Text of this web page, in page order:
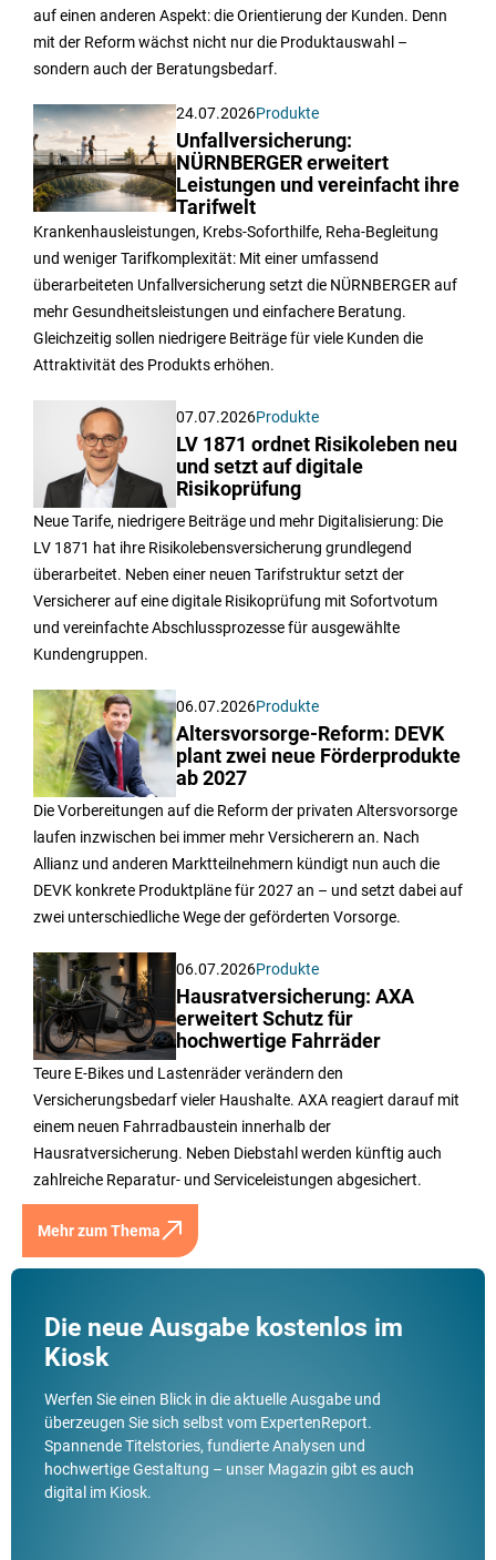
auf einen anderen Aspekt: die Orientierung der Kunden. Denn
mit der Reform wächst nicht nur die Produktauswahl –
sondern auch der Beratungsbedarf.
24.07.2026Produkte
Unfallversicherung:
NÜRNBERGER erweitert
Leistungen und vereinfacht ihre
Tarifwelt
Krankenhausleistungen, Krebs-Soforthilfe, Reha-Begleitung
und weniger Tarifkomplexität: Mit einer umfassend
überarbeiteten Unfallversicherung setzt die NÜRNBERGER auf
mehr Gesundheitsleistungen und einfachere Beratung.
Gleichzeitig sollen niedrigere Beiträge für viele Kunden die
Attraktivität des Produkts erhöhen.
07.07.2026Produkte
LV 1871 ordnet Risikoleben neu
und setzt auf digitale
Risikoprüfung
Neue Tarife, niedrigere Beiträge und mehr Digitalisierung: Die
LV 1871 hat ihre Risikolebensversicherung grundlegend
überarbeitet. Neben einer neuen Tarifstruktur setzt der
Versicherer auf eine digitale Risikoprüfung mit Sofortvotum
und vereinfachte Abschlussprozesse für ausgewählte
Kundengruppen.
06.07.2026Produkte
Altersvorsorge-Reform: DEVK
plant zwei neue Förderprodukte
ab 2027
Die Vorbereitungen auf die Reform der privaten Altersvorsorge
laufen inzwischen bei immer mehr Versicherern an. Nach
Allianz und anderen Marktteilnehmern kündigt nun auch die
DEVK konkrete Produktpläne für 2027 an – und setzt dabei auf
zwei unterschiedliche Wege der geförderten Vorsorge.
06.07.2026Produkte
Hausratversicherung: AXA
erweitert Schutz für
hochwertige Fahrräder
Teure E-Bikes und Lastenräder verändern den
Versicherungsbedarf vieler Haushalte. AXA reagiert darauf mit
einem neuen Fahrradbaustein innerhalb der
Hausratversicherung. Neben Diebstahl werden künftig auch
zahlreiche Reparatur- und Serviceleistungen abgesichert.
Mehr zum Thema
Die neue Ausgabe kostenlos im
Kiosk
Werfen Sie einen Blick in die aktuelle Ausgabe und
überzeugen Sie sich selbst vom ExpertenReport.
Spannende Titelstories, fundierte Analysen und
hochwertige Gestaltung – unser Magazin gibt es auch
digital im Kiosk.